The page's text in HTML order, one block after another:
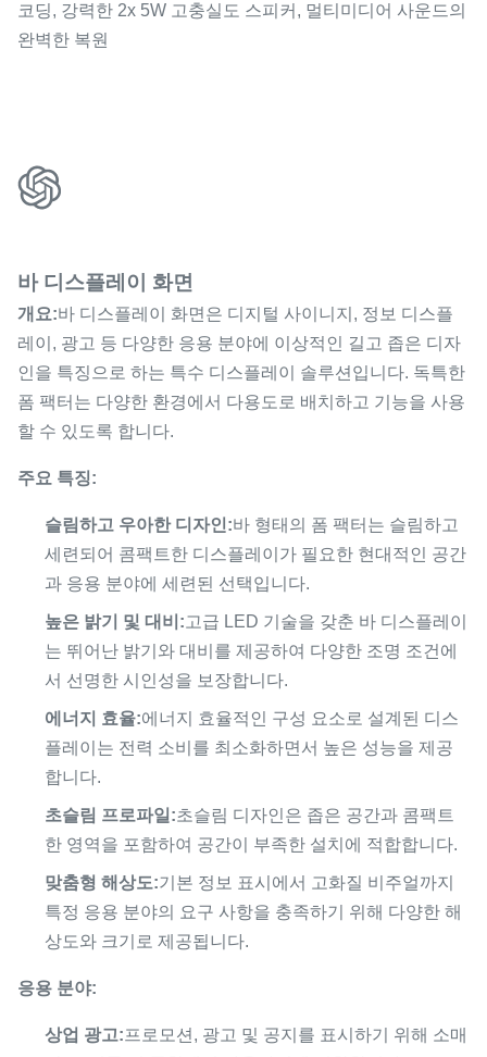
코딩, 강력한 2x 5W 고충실도 스피커, 멀티미디어 사운드의
완벽한 복원
바 디스플레이 화면
개요:바 디스플레이 화면은 디지털 사이니지, 정보 디스플
레이, 광고 등 다양한 응용 분야에 이상적인 길고 좁은 디자
인을 특징으로 하는 특수 디스플레이 솔루션입니다. 독특한
폼 팩터는 다양한 환경에서 다용도로 배치하고 기능을 사용
할 수 있도록 합니다.
주요 특징:
슬림하고 우아한 디자인:바 형태의 폼 팩터는 슬림하고
세련되어 콤팩트한 디스플레이가 필요한 현대적인 공간
과 응용 분야에 세련된 선택입니다.
높은 밝기 및 대비:고급 LED 기술을 갖춘 바 디스플레이
는 뛰어난 밝기와 대비를 제공하여 다양한 조명 조건에
서 선명한 시인성을 보장합니다.
에너지 효율:에너지 효율적인 구성 요소로 설계된 디스
플레이는 전력 소비를 최소화하면서 높은 성능을 제공
합니다.
초슬림 프로파일:초슬림 디자인은 좁은 공간과 콤팩트
한 영역을 포함하여 공간이 부족한 설치에 적합합니다.
맞춤형 해상도:기본 정보 표시에서 고화질 비주얼까지
특정 응용 분야의 요구 사항을 충족하기 위해 다양한 해
상도와 크기로 제공됩니다.
응용 분야:
상업 광고:프로모션, 광고 및 공지를 표시하기 위해 소매